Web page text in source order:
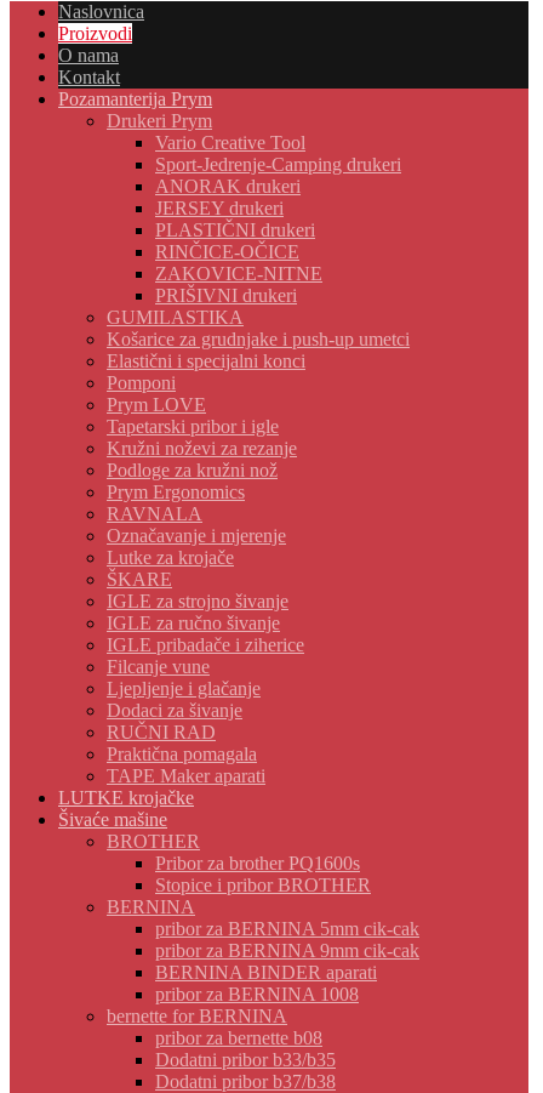
Naslovnica
Proizvodi
O nama
Kontakt
Pozamanterija Prym
Drukeri Prym
Vario Creative Tool
Sport-Jedrenje-Camping drukeri
ANORAK drukeri
JERSEY drukeri
PLASTIČNI drukeri
RINČICE-OČICE
ZAKOVICE-NITNE
PRIŠIVNI drukeri
GUMILASTIKA
Košarice za grudnjake i push-up umetci
Elastični i specijalni konci
Pomponi
Prym LOVE
Tapetarski pribor i igle
Kružni noževi za rezanje
Podloge za kružni nož
Prym Ergonomics
RAVNALA
Označavanje i mjerenje
Lutke za krojače
ŠKARE
IGLE za strojno šivanje
IGLE za ručno šivanje
IGLE pribadače i ziherice
Filcanje vune
Ljepljenje i glačanje
Dodaci za šivanje
RUČNI RAD
Praktična pomagala
TAPE Maker aparati
LUTKE krojačke
Šivaće mašine
BROTHER
Pribor za brother PQ1600s
Stopice i pribor BROTHER
BERNINA
pribor za BERNINA 5mm cik-cak
pribor za BERNINA 9mm cik-cak
BERNINA BINDER aparati
pribor za BERNINA 1008
bernette for BERNINA
pribor za bernette b08
Dodatni pribor b33/b35
Dodatni pribor b37/b38